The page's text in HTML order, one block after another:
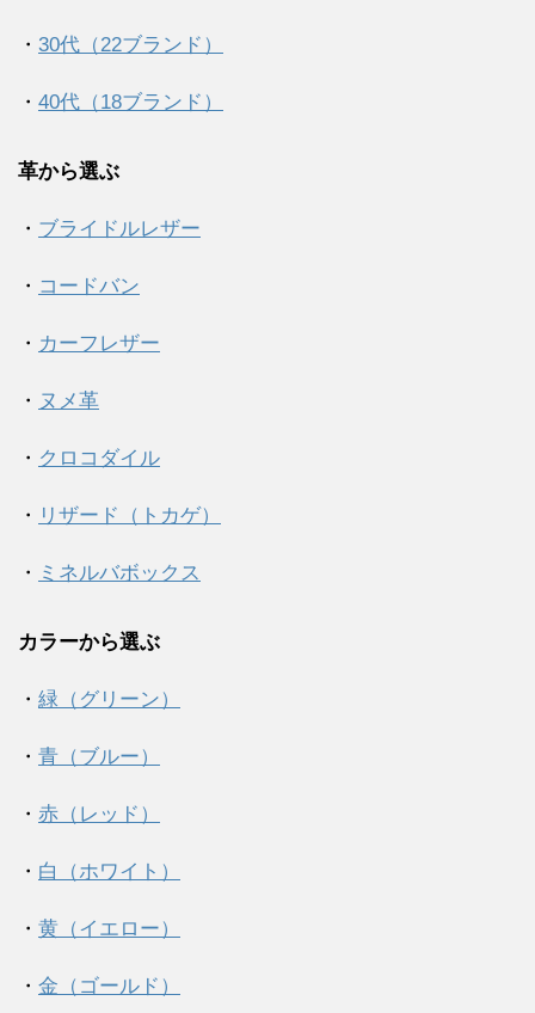
・ 30代（22ブランド）
・ 40代（18ブランド）
革から選ぶ
・ ブライドルレザー
・ コードバン
・ カーフレザー
・ ヌメ革
・ クロコダイル
・ リザード（トカゲ）
・ ミネルバボックス
カラーから選ぶ
・ 緑（グリーン）
・ 青（ブルー）
・ 赤（レッド）
・ 白（ホワイト）
・ 黄（イエロー）
・ 金（ゴールド）